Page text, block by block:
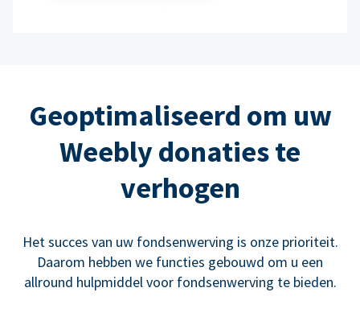
Geoptimaliseerd om uw
Weebly donaties te
verhogen
Het succes van uw fondsenwerving is onze prioriteit.
Daarom hebben we functies gebouwd om u een
allround hulpmiddel voor fondsenwerving te bieden.